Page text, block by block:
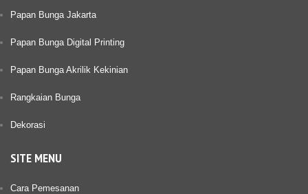
Papan Bunga Jakarta
Papan Bunga Digital Printing
Papan Bunga Akrilik Kekinian
Rangkaian Bunga
Dekorasi
SITE MENU
Cara Pemesanan